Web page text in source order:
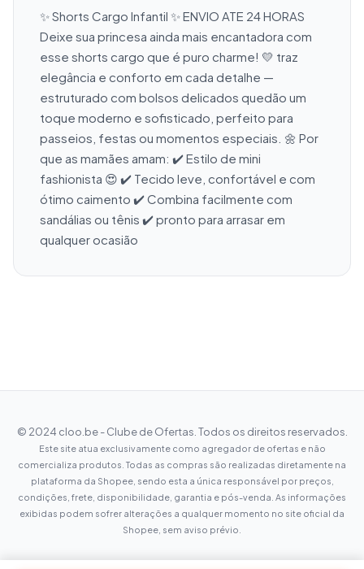
✨ Shorts Cargo Infantil ✨ ENVIO ATE 24 HORAS
Deixe sua princesa ainda mais encantadora com
esse shorts cargo que é puro charme! 💛 traz
elegância e conforto em cada detalhe —
estruturado com bolsos delicados quedão um
toque moderno e sofisticado, perfeito para
passeios, festas ou momentos especiais. 🌼 Por
que as mamães amam: ✔️ Estilo de mini
fashionista 😍 ✔️ Tecido leve, confortável e com
ótimo caimento ✔️ Combina facilmente com
sandálias ou tênis ✔️ pronto para arrasar em
qualquer ocasião
© 2024 cloo.be - Clube de Ofertas. Todos os direitos reservados.
Este site atua exclusivamente como agregador de ofertas e não
comercializa produtos. Todas as compras são realizadas diretamente na
plataforma da Shopee, sendo esta a única responsável por preços,
condições, frete, disponibilidade, garantia e pós-venda. As informações
exibidas podem sofrer alterações a qualquer momento no site oficial da
Shopee, sem aviso prévio.